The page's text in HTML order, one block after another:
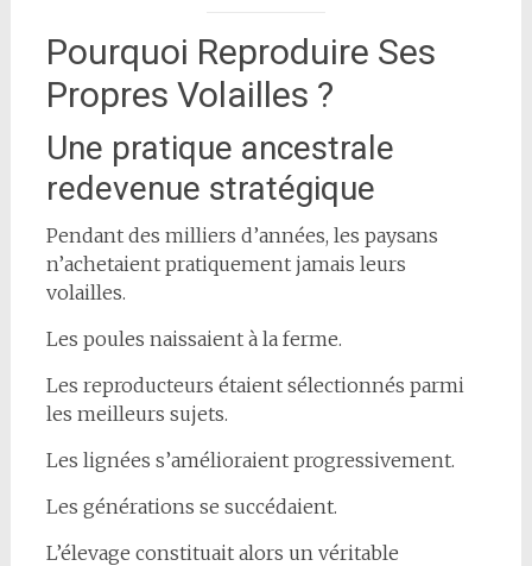
Pourquoi Reproduire Ses
Propres Volailles ?
Une pratique ancestrale
redevenue stratégique
Pendant des milliers d’années, les paysans
n’achetaient pratiquement jamais leurs
volailles.
Les poules naissaient à la ferme.
Les reproducteurs étaient sélectionnés parmi
les meilleurs sujets.
Les lignées s’amélioraient progressivement.
Les générations se succédaient.
L’élevage constituait alors un véritable